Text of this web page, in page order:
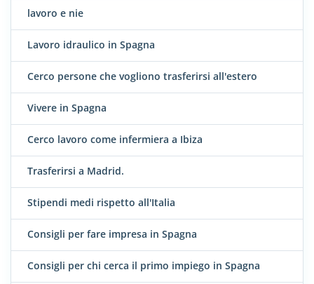
lavoro e nie
Lavoro idraulico in Spagna
Cerco persone che vogliono trasferirsi all'estero
Vivere in Spagna
Cerco lavoro come infermiera a Ibiza
Trasferirsi a Madrid.
Stipendi medi rispetto all'Italia
Consigli per fare impresa in Spagna
Consigli per chi cerca il primo impiego in Spagna